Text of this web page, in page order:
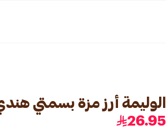
الوليمة أرز مزة بسمتي هندي بني
26.95